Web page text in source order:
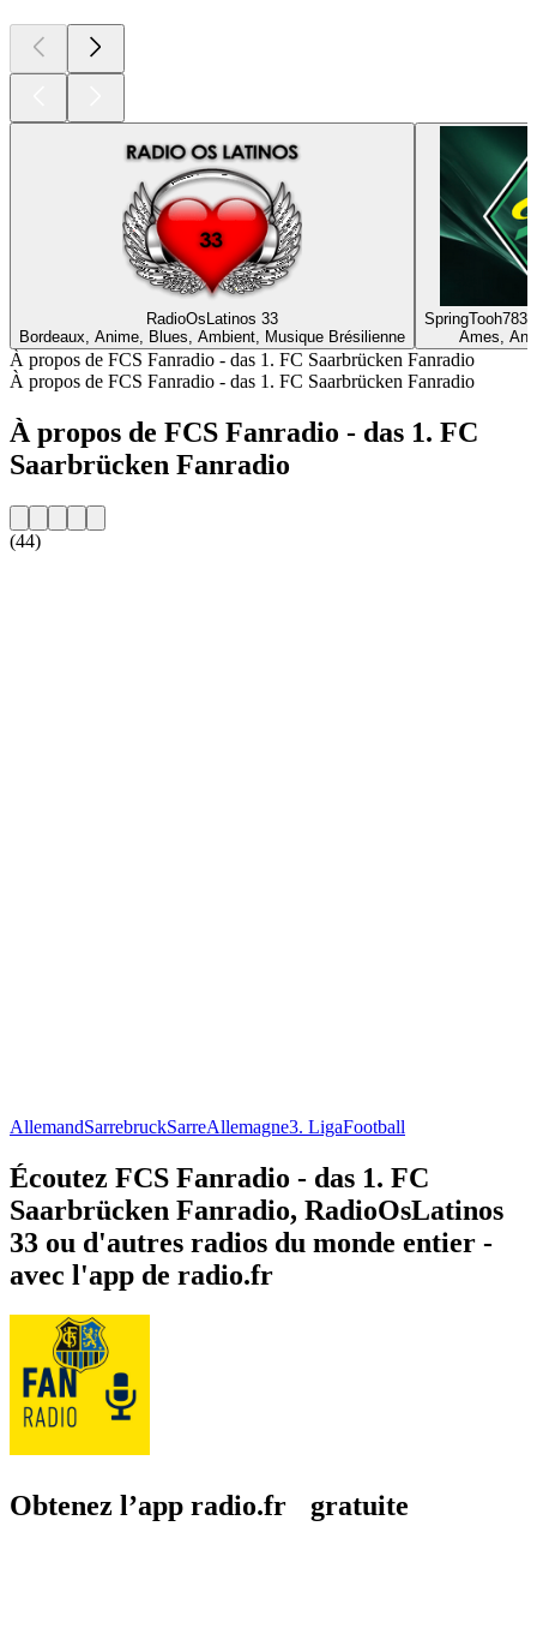
RadioOsLatinos 33
Bordeaux, Anime, Blues, Ambient, Musique Brésilienne
Ames,
À propos de FCS Fanradio - das 1. FC Saarbrücken Fanradio
À propos de FCS Fanradio - das 1. FC Saarbrücken Fanradio
À propos de FCS Fanradio - das 1. FC
Saarbrücken Fanradio
(44)
AllemandSarrebruckSarreAllemagne3. LigaFootball
Écoutez FCS Fanradio - das 1. FC
Saarbrücken Fanradio, RadioOsLatinos
33 ou d'autres radios du monde entier -
avec l'app de radio.fr
Obtenez l’app radio.fr gratuite